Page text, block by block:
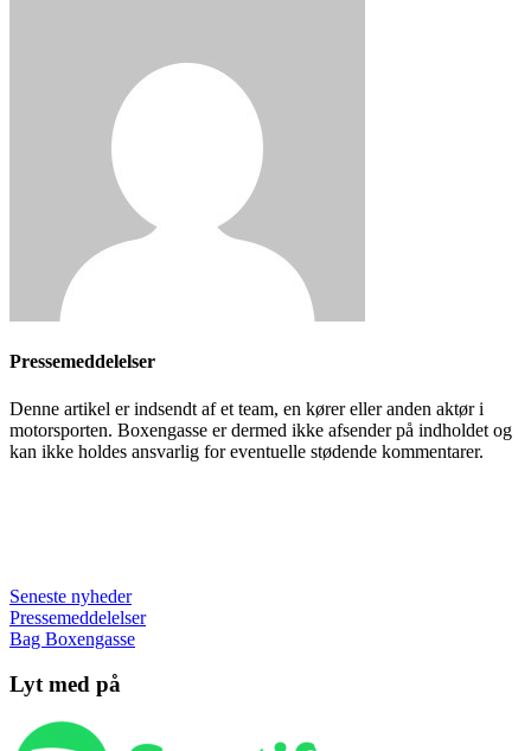
Pressemeddelelser
Denne artikel er indsendt af et team, en kører eller anden aktør i
motorsporten. Boxengasse er dermed ikke afsender på indholdet og
kan ikke holdes ansvarlig for eventuelle stødende kommentarer.
Seneste nyheder
Pressemeddelelser
Bag Boxengasse
Lyt med på